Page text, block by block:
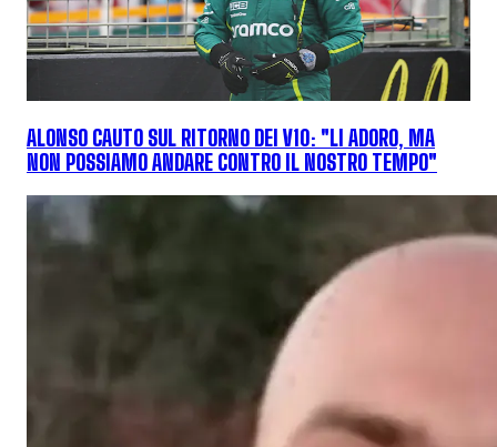
ALONSO CAUTO SUL RITORNO DEI V10: "LI ADORO, MA
NON POSSIAMO ANDARE CONTRO IL NOSTRO TEMPO"